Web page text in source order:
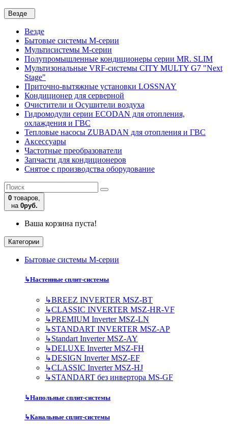
Везде
Везде
Бытовые системы M-серии
Мультисистемы M-серии
Полупромышленные кондиционеры серии MR. SLIM
Мультизональные VRF-системы CITY MULTY G7 "Next
Stage"
Приточно-вытяжные установки LOSSNAY
Кондиционер для серверной
Очистители и Осушители воздуха
Гидромодули серии ECODAN для отопления,
охлаждения и ГВС
Тепловые насосы ZUBADAN для отопления и ГВС
Аксесcуары
Частотные преобразователи
Запчасти для кондиционеров
Снятое с производства оборудование
0 товаров,
на 0руб.
Ваша корзина пуста!
Категории
Бытовые системы M-серии
↳Настенные сплит-системы
↳BREEZ INVERTER MSZ-BT
↳CLASSIC INVERTER MSZ-HR-VF
↳PREMIUM Inverter MSZ-LN
↳STANDART INVERTER MSZ-AP
↳Standart Inverter MSZ-AY
↳DELUXE Inverter MSZ-FH
↳DESIGN Inverter MSZ-EF
↳CLASSIC Inverter MSZ-HJ
↳STANDART без инвертора MS-GF
↳Напольные сплит-системы
↳Канальные сплит-системы